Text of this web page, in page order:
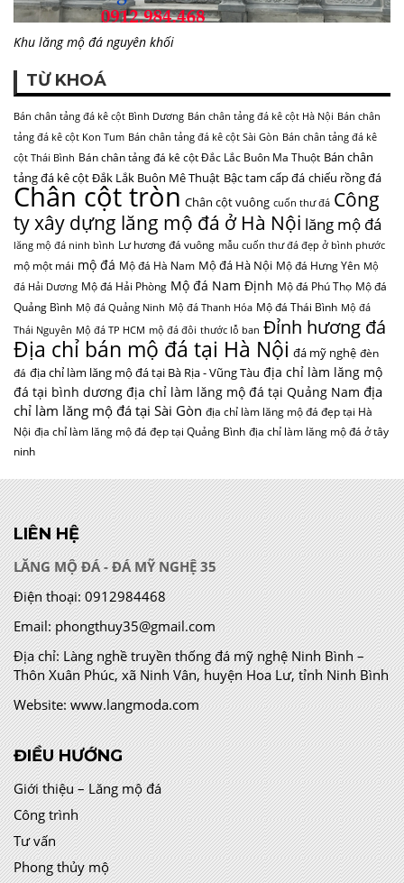
Khu lăng mộ đá nguyên khối
TỪ KHOÁ
Bán chân tảng đá kê cột Bình Dương Bán chân tảng đá kê cột Hà Nội Bán chân
tảng đá kê cột Kon Tum Bán chân tảng đá kê cột Sài Gòn Bán chân tảng đá kê
cột Thái Bình Bán chân tảng đá kê cột Đắc Lắc Buôn Ma Thuột Bán chân
tảng đá kê cột Đắk Lắk Buôn Mê Thuật Bậc tam cấp đá chiếu rồng đá
Chân cột tròn Chân cột vuông cuốn thư đá Công
ty xây dựng lăng mộ đá ở Hà Nội lăng mộ đá
lăng mộ đá ninh bình Lư hương đá vuông mẫu cuốn thư đá đẹp ở bình phước
mộ một mái mộ đá Mộ đá Hà Nam Mộ đá Hà Nội Mộ đá Hưng Yên Mộ
đá Hải Dương Mộ đá Hải Phòng Mộ đá Nam Định Mộ đá Phú Thọ Mộ đá
Quảng Bình Mộ đá Quảng Ninh Mộ đá Thanh Hóa Mộ đá Thái Bình Mộ đá
Thái Nguyên Mộ đá TP HCM mộ đá đôi thước lỗ ban Đỉnh hương đá
Địa chỉ bán mộ đá tại Hà Nội đá mỹ nghệ đèn
đá địa chỉ làm lăng mộ đá tại Bà Rịa - Vũng Tàu địa chỉ làm lăng mộ
đá tại bình dương địa chỉ làm lăng mộ đá tại Quảng Nam địa
chỉ làm lăng mộ đá tại Sài Gòn địa chỉ làm lăng mộ đá đẹp tại Hà
Nội địa chỉ làm lăng mộ đá đẹp tại Quảng Bình địa chỉ làm lăng mộ đá ở tây
ninh
LIÊN HỆ
LĂNG MỘ ĐÁ - ĐÁ MỸ NGHỆ 35
Điện thoại: 0912984468
Email: phongthuy35@gmail.com
Địa chỉ:Làng nghề truyền thống đá mỹ nghệ Ninh Bình –
Thôn Xuân Phúc, xã Ninh Vân, huyện Hoa Lư, tỉnh Ninh Bình
Website: www.langmoda.com
ĐIỀU HƯỚNG
Giới thiệu – Lăng mộ đá
Công trình
Tư vấn
Phong thủy mộ